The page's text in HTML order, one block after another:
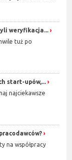
weryfikacja...
tuż po
start-upów,...
najciekawsze
na współpracy